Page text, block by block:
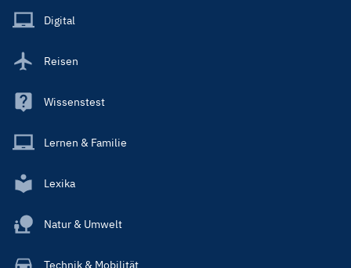
Main
Digital
Reisen
Wissenstest
Lernen & Familie
Lexika
Natur & Umwelt
Technik & Mobilität